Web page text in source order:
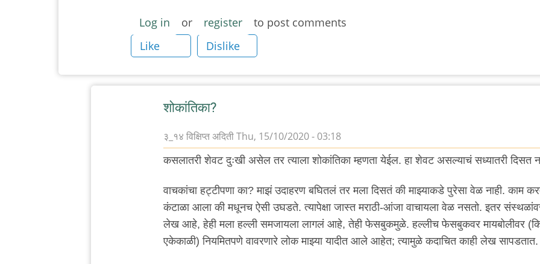
Log in or register
to post comments
Like
Dislike
शोकांतिका?
३_१४ विक्षिप्त अदितीThu, 15/10/2020 - 03:18
to
डिजिटल
माध्यम
लेखक
कसलातरी शेवट दुःखी असेल तर त्याला शोकांतिका म्हणता येईल. हा शेवट असल्याचं सध्यातरी दिसत
वाचकांचा हट्टीपणा का? माझं उदाहरण बघितलं तर मला दिसतं की माझ्याकडे पुरेसा वेळ नाही. काम
कंटाळा आला की मधूनच ऐसी उघडते. त्यापेक्षा जास्त मराठी-आंजा वाचायला वेळ नसतो. इतर
लेख आहे, हेही मला हल्ली समजायला लागलं आहे, तेही फेसबुकमुळे. हल्लीच फेसबुकवर मायबोलीवर
एकेकाळी) नियमितपणे वावरणारे लोक माझ्या यादीत आले आहेत; त्यामुळे कदाचित काही लेख सापडतात.